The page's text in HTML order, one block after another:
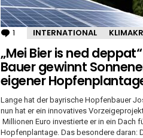
1 Kommentar
INTERNATIONAL
„Mei Bier is ned
Bauer gewinnt
eigener
Lange hat der bayrische Hopfenbauer
nun hat er ein innovatives
Millionen Euro investierte er in ein Dach
Hopfenplantage. Das besondere daran: